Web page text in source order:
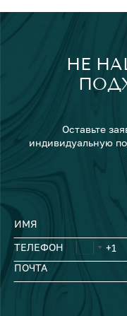
НЕ
Оставьте
индивидуальную
ИМЯ
ТЕЛЕФОН
ПОЧТА